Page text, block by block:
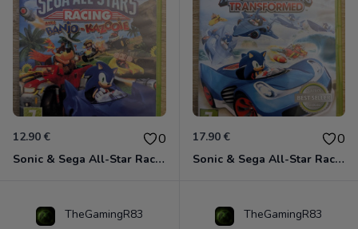
12.90 € 0
Sonic & Sega All-Star Racing avec Banjo-Kazooie Xbox 360
17.90 € 0
Sonic & Sega All-Star Racing - Transformed Xbox 360
TheGamingR83 TheGamingR83